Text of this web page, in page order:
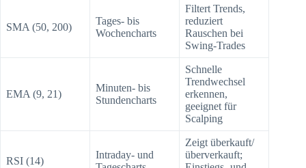
SMA (50, 200)
Tages- bis
Wochencharts
Filtert Trends,
reduziert
Rauschen bei
Swing-Trades
EMA (9, 21)
Minuten- bis
Stundencharts
Schnelle
Trendwechsel
erkennen,
geeignet für
Scalping
RSI (14)
Intraday- und
Zeigt überkauft/
überverkauft;